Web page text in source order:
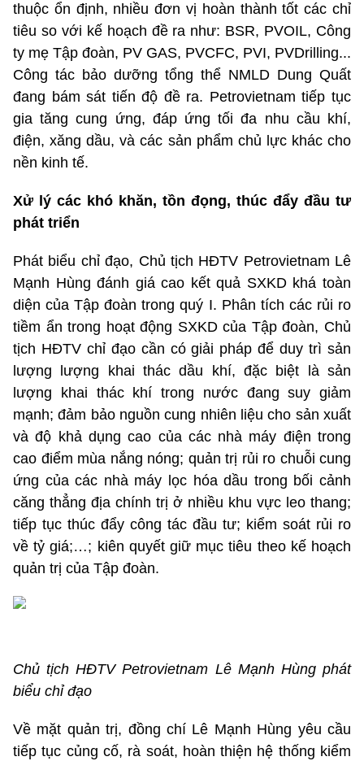
thuộc ổn định, nhiều đơn vị hoàn thành tốt các chỉ
tiêu so với kế hoạch đề ra như: BSR, PVOIL, Công
ty mẹ Tập đoàn, PV GAS, PVCFC, PVI, PVDrilling...
Công tác bảo dưỡng tổng thể NMLD Dung Quất
đang bám sát tiến độ đề ra. Petrovietnam tiếp tục
gia tăng cung ứng, đáp ứng tối đa nhu cầu khí,
điện, xăng dầu, và các sản phẩm chủ lực khác cho
nền kinh tế.
Xử lý các khó khăn, tồn đọng, thúc đẩy đầu tư
phát triển
Phát biểu chỉ đạo, Chủ tịch HĐTV Petrovietnam Lê
Mạnh Hùng đánh giá cao kết quả SXKD khá toàn
diện của Tập đoàn trong quý I. Phân tích các rủi ro
tiềm ẩn trong hoạt động SXKD của Tập đoàn, Chủ
tịch HĐTV chỉ đạo cần có giải pháp để duy trì sản
lượng lượng khai thác dầu khí, đặc biệt là sản
lượng khai thác khí trong nước đang suy giảm
mạnh; đảm bảo nguồn cung nhiên liệu cho sản xuất
và độ khả dụng cao của các nhà máy điện trong
cao điểm mùa nắng nóng; quản trị rủi ro chuỗi cung
ứng của các nhà máy lọc hóa dầu trong bối cảnh
căng thẳng địa chính trị ở nhiều khu vực leo thang;
tiếp tục thúc đẩy công tác đầu tư; kiểm soát rủi ro
về tỷ giá;…; kiên quyết giữ mục tiêu theo kế hoạch
quản trị của Tập đoàn.
Chủ tịch HĐTV Petrovietnam Lê Mạnh Hùng phát
biểu chỉ đạo
Về mặt quản trị, đồng chí Lê Mạnh Hùng yêu cầu
tiếp tục củng cố, rà soát, hoàn thiện hệ thống kiểm